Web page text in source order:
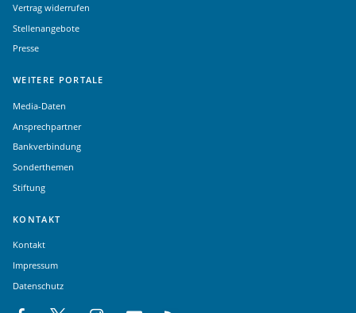
Vertrag widerrufen
Stellenangebote
Presse
WEITERE PORTALE
Media-Daten
Ansprechpartner
Bankverbindung
Sonderthemen
Stiftung
KONTAKT
Kontakt
Impressum
Datenschutz